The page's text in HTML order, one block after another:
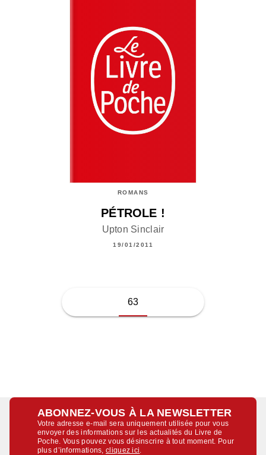
ROMANS
PÉTROLE !
Upton Sinclair
19/01/2011
63
ABONNEZ-VOUS À LA NEWSLETTER
Votre adresse e-mail sera uniquement utilisée pour vous
envoyer des informations sur les actualités du Livre de
Poche. Vous pouvez vous désinscrire à tout moment. Pour
plus d’informations,cliquez ici